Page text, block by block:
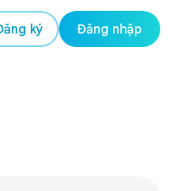
ký Đăng nhập